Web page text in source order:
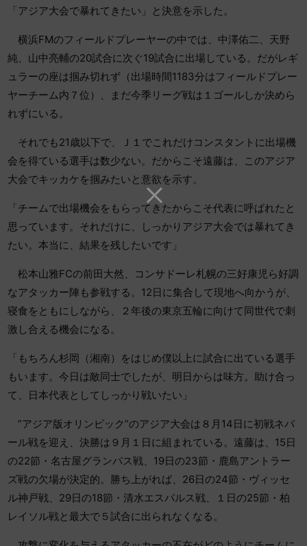
「アジア大会で暴れてきたい」と決意を示した。
横浜FMのフィールドプレーヤーの中では、中澤佑二、天野
純、山中亮輔の20試合に次ぐ19試合に出場している。だがレギ
ュラーの座は掴み切れず（出場時間1183分はフィールドプレー
ヤーチーム内７位）、まだ今季リーグ戦は１ゴールしか決めら
れずにいる。
それでも21歳以下で、Ｊ１でこれだけコンスタントに出場機
会を得ている選手は数少ない。だからこそ遠藤は、このアジア
大会でキッカケを掴みたいと意欲を示す。
「チームで出場機会をもらってきたからこそ代表に呼ばれたと
思っています。それだけに、しっかりアジア大会では暴れてき
たい。本当に、結果を残したいです」
松本山雅FCの前田大然、コンサドーレ札幌の三好康児ら好調
なアタッカー陣も参戦する。12日に集合して現地へ向かうが、
寝食をともにしながら、２年後の東京五輪に向けて同世代で刺
激し合える機会になる。
「もちろん杉岡（湘南）をはじめ僕以上に試合に出ている選手
もいます。今日は敵同士でしたが、明日からは味方。助け合っ
て、日本代表としてしっかり戦いたい」
”アジア版オリンピック”のアジア大会は８月14日に初戦ネパ
ール戦を迎え、決勝は９月１日に組まれている。遠藤は、15日
の22節・名古屋グランパス戦、19日の23節・鹿島アントラー
ズ戦の欠場が決定的。勝ち上がれば、26日の24節・ヴィッセ
ル神戸戦、29日の18節・清水エスパルス戦、１日の25節・柏
レイソル戦と最大で５試合に出られなくなる。